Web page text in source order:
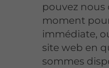
pouvez
moment
immédiate,
site web en
sommes